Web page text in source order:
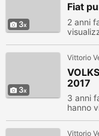
3
Fiat
2 anni
3
Vittorio
2017
3 anni
hanno
Vittorio